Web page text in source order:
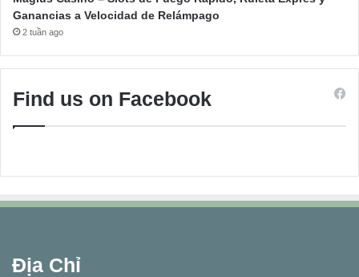
Ganancias a Velocidad de Relámpago
2 tuần ago
Find us on Facebook
Địa Chỉ